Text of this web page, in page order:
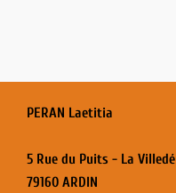
PERAN Laetitia
5 Rue du Puits - La Villedé
79160 ARDIN